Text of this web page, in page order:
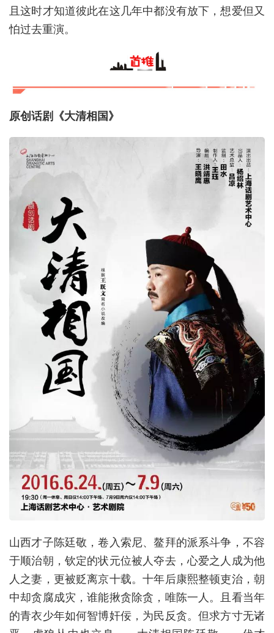
且这时才知道彼此在这几年中都没有放下，想爱但又
怕过去重演。
原创话剧《大清相国》
山西才子陈廷敬，卷入索尼、鳌拜的派系斗争，不容
于顺治朝，钦定的状元位被人夺去，心爱之人成为他
人之妻，更被贬离京十载。十年后康熙整顿吏治，朝
中却贪腐成灾，谁能揪贪除贪，唯陈一人。且看当年
的青衣少年如何智博奸佞，为民反贪。但求方寸无诸